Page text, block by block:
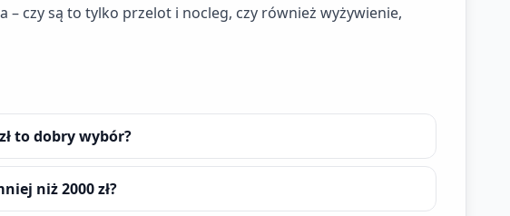
– czy są to tylko przelot i nocleg, czy również wyżywienie,
to dobry wybór?
niż 2000 zł?